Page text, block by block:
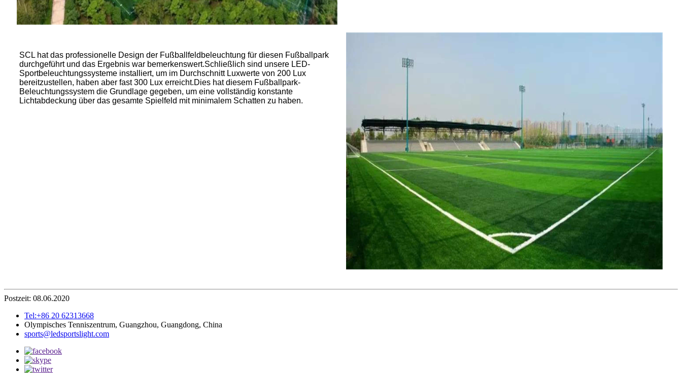
SCL hat das professionelle Design der Fußballfeldbeleuchtung für diesen Fußballpark
durchgeführt und das Ergebnis war bemerkenswert.Schließlich sind unsere LED-
Sportbeleuchtungssysteme installiert, um im Durchschnitt Luxwerte von 200 Lux
bereitzustellen, haben aber fast 300 Lux erreicht.Dies hat diesem Fußballpark-
Beleuchtungssystem die Grundlage gegeben, um eine vollständig konstante
Lichtabdeckung über das gesamte Spielfeld mit minimalem Schatten zu haben.
Postzeit: 08.06.2020
Tel:+86 20 62313668
Olympisches Tenniszentrum, Guangzhou, Guangdong, China
sports@ledsportslight.com